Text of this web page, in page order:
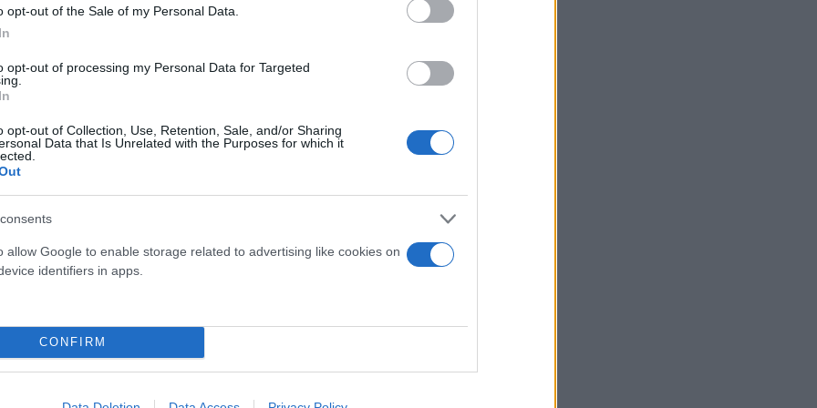
opt-out of the Sale of my Personal Data.
opt-out of processing my Personal Data for Targeted
opt-out of Collection, Use, Retention, Sale, and/or Sharing
Data that Is Unrelated with the Purposes for which it
allow Google to enable storage related to advertising like cookies on
identifiers in apps.
CONFIRM
3,8% για το 2024 (έναντι 4,3% το 2023 και 9,3% το 2022),
πιέσεων από τις τιμές των ειδών διατροφής, των μη
θετικές προοπτικές για την ελληνική οικονομία
ικανότητας του Ελληνικού Δημοσίου.
,Ο κ. Γιάννης Στουρνάρας υπογράμμισε ότι «ο ρυθμός
έτος αναμένεται να είναι συγκρατημένος. Η
των προβλημάτων στις διεθνείς εφοδιαστικές αλυσίδες και
Ωστόσο, η συσταλτική μεταβολή της νομισματικής
να μεταδίδεται ‒ με χρονική υστέρηση ‒ στην
με τη σταδιακή απόσυρση των μέτρων δημοσιονομικής